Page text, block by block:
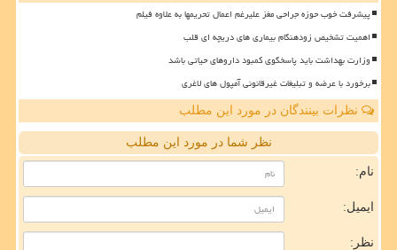
پیشرفت خوب حوزه جراحی مغز علیرغم اعمال تحریمها به علاوه فیلم
اهمیت تشخیص زودهنگام بیماری های دریچه ای قلب
وزارت بهداشت باید پاسخگوی کمبود داروهای حیاتی باشد
برخورد با عرضه و تبلیغات غیرقانونی آمپول های لاغری
نظرات بینندگان در مورد این مطلب
نظر شما در مورد این مطلب
نام:
ایمیل:
نظر: